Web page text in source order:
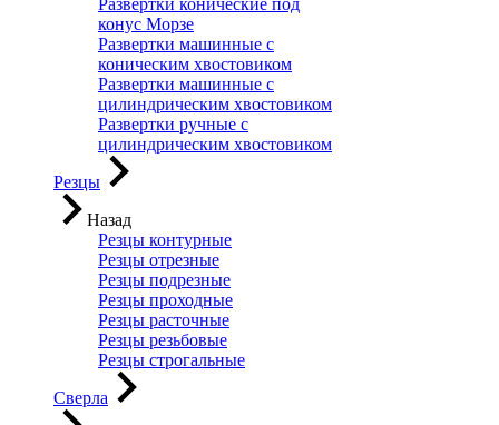
Развертки конические под
конус Морзе
Развертки машинные с
коническим хвостовиком
Развертки машинные с
цилиндрическим хвостовиком
Развертки ручные с
цилиндрическим хвостовиком
Резцы
Назад
Резцы контурные
Резцы отрезные
Резцы подрезные
Резцы проходные
Резцы расточные
Резцы резьбовые
Резцы строгальные
Сверла